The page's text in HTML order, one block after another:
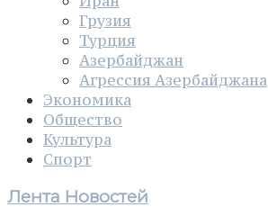
Грузия
Турция
Азербайджан
Агрессия Азербайджана
Экономика
Общество
Культура
Спорт
Лента Новостей